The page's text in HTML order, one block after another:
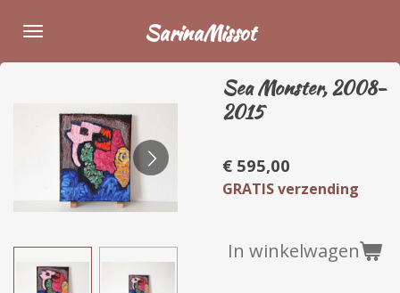
direct
naar
SarinaMissot
Sea Monster, 2008-
2015
€ 595,00
GRATIS verzending
In winkelwagen